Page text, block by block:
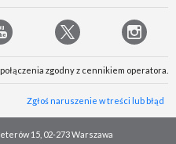
zgodny z cennikiem operatora.
Zgłoś naruszenie w treści lub błąd
15, 02-273 Warszawa